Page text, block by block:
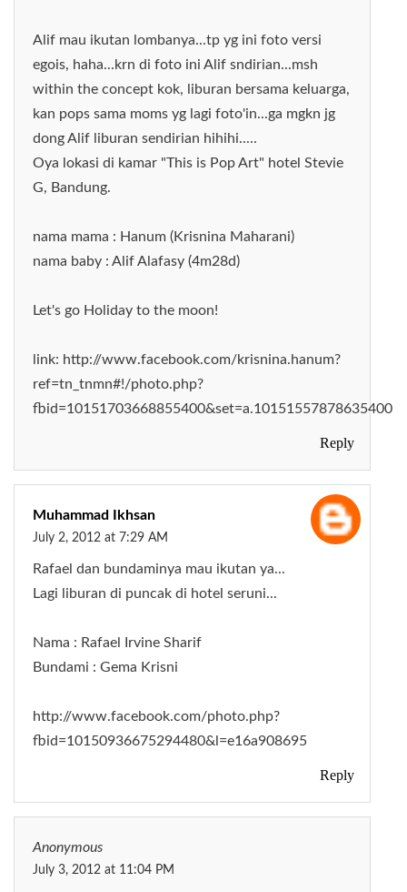
Alif mau ikutan lombanya...tp yg ini foto versi
egois, haha...krn di foto ini Alif sndirian...msh
within the concept kok, liburan bersama keluarga,
kan pops sama moms yg lagi foto'in...ga mgkn jg
dong Alif liburan sendirian hihihi.....
Oya lokasi di kamar "This is Pop Art" hotel Stevie
G, Bandung.
nama mama : Hanum (Krisnina Maharani)
nama baby : Alif Alafasy (4m28d)
Let's go Holiday to the moon!
link: http://www.facebook.com/krisnina.hanum?
ref=tn_tnmn#!/photo.php?
Reply
Muhammad Ikhsan
July 2, 2012 at 7:29 AM
Rafael dan bundaminya mau ikutan ya...
Lagi liburan di puncak di hotel seruni...
Nama : Rafael Irvine Sharif
Bundami : Gema Krisni
http://www.facebook.com/photo.php?
fbid=10150936675294480&l=e16a908695
Reply
Anonymous
July 3, 2012 at 11:04 PM